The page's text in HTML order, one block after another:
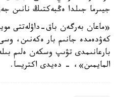
جيىرما جىلدا ەڭبەكتىڭ نانىن
«ماعان بەرگەن باق-داۋلەتتى
كەۋدەمدە جانىم بار ەكەنىن،
بارعانىمدى تۋىپ وسكەن ەلىم
المايمىن»، - دەيدى اكتريسا.